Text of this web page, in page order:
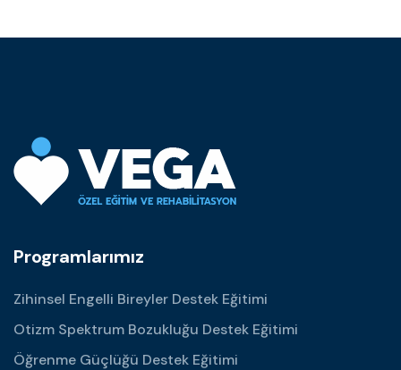
Programlarımız
Zihinsel Engelli Bireyler Destek Eğitimi
Otizm Spektrum Bozukluğu Destek Eğitimi
Öğrenme Güçlüğü Destek Eğitimi